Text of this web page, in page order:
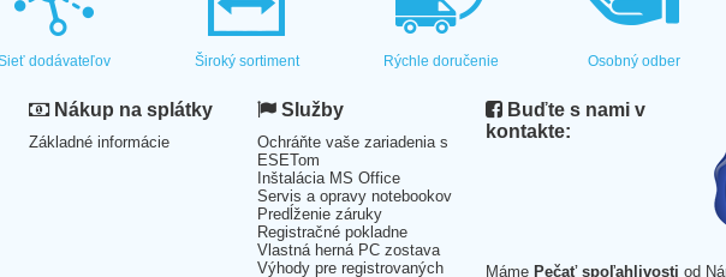
dodávateľov Široký sortiment Rýchle doručenie Osobný odber
Nákup na splátky
Základné informácie
Služby
Ochráňte vaše zariadenia s
ESETom
Inštalácia MS Office
Servis a opravy notebookov
Predĺženie záruky
Registračné pokladne
Vlastná herná PC zostava
Výhody pre registrovaných
Buďte s nami v
kontakte:
Máme Pečať spoľahlivosti od